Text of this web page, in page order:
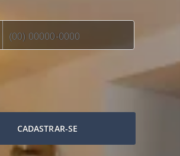
CADASTRAR-SE